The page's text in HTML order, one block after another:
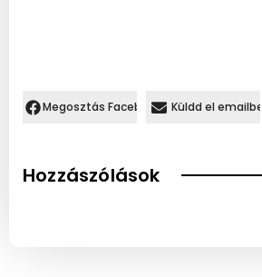
Megosztás Facebookon.Küldd el
Hozzászólások